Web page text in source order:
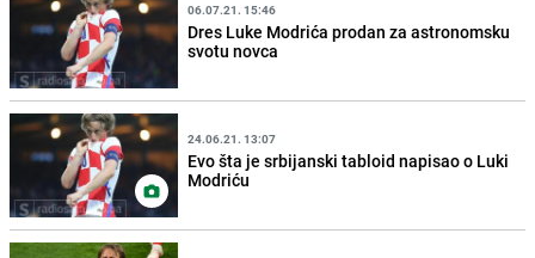
06.07.21. 15:46
Dres Luke Modrića prodan za astronomsku
svotu novca
24.06.21. 13:07
Evo šta je srbijanski tabloid napisao o Luki
Modriću